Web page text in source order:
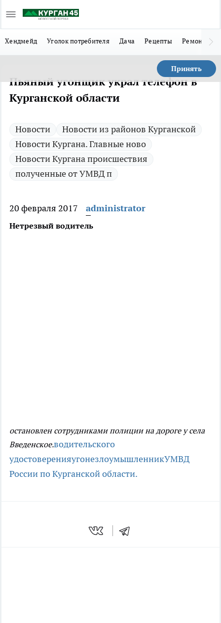
Хендмейд Уголок потребителя Дача Рецепты Ремонт
Принять
Пьяный угонщик украл телефон в
Курганской области
Новости
Новости из районов Курганской
Новости Кургана. Главные ново
Новости Кургана происшествия
полученные от УМВД п
20 февраля 2017 administrator
Нетрезвый водитель
остановлен сотрудниками полиции на дороге у села
Введенское.водительского
удостоверенияугонезлоумышленникУМВД
России по Курганской области.